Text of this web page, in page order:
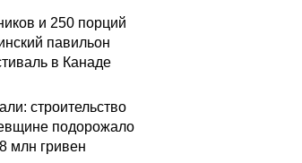
и 250 порций
павильон
в Канаде
строительство
подорожало
млн гривен